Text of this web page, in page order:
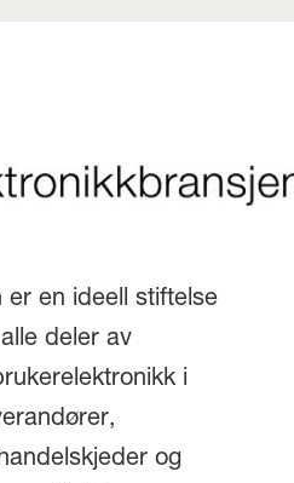
er en ideell stiftelse
deler av
i
og